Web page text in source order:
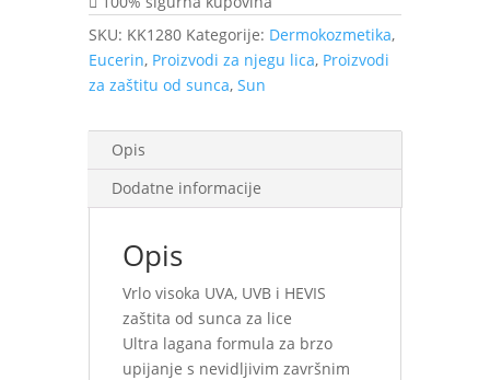
50
ml
količina
SKU: KK1280 Kategorije: Dermokozmetika,
Eucerin, Proizvodi za njegu lica, Proizvodi
za zaštitu od sunca, Sun
Opis
Dodatne informacije
Opis
Vrlo visoka UVA, UVB i HEVIS
zaštita od sunca za lice
Ultra lagana formula za brzo
upijanje s nevidljivim završnim